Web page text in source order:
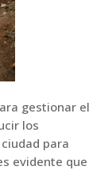
gestionar el
los
para
evidente que